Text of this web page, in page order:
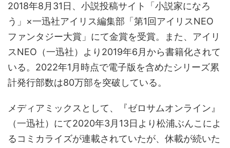
2018年8月31日、小説投稿サイト「小説家になろ
う」×一迅社アイリス編集部「第1回アイリスNEO
ファンタジー大賞」にて金賞を受賞。また、アイリ
スNEO（一迅社）より2019年6月から書籍化されて
いる。2022年1月時点で電子版を含めたシリーズ累
計発行部数は80万部を突破している。
メディアミックスとして、『ゼロサムオンライン』
（一迅社）にて2020年3月13日より松浦ぶんこによ
るコミカライズが連載されていたが、休載が続いた